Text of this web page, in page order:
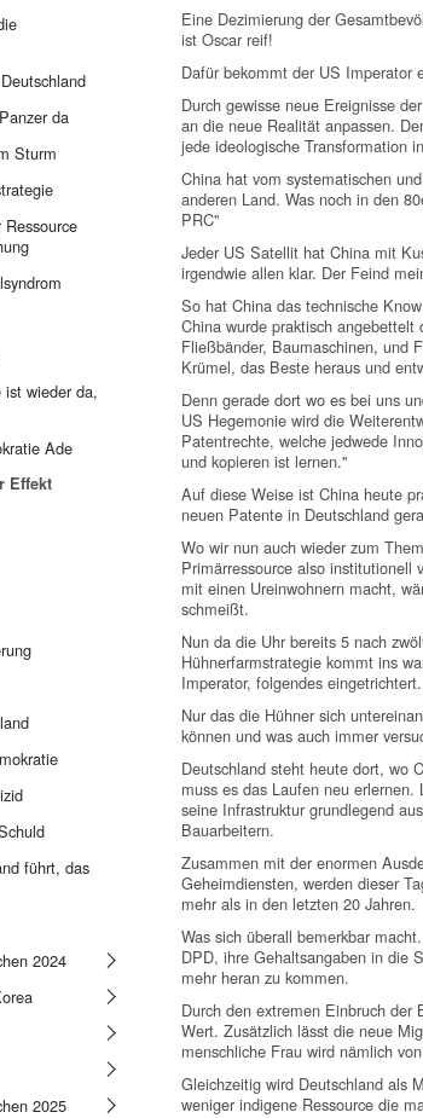
da
Sturm
ist wieder da,
Ade
Effekt
führt, das
2024
2025
Eine Dezimierung der
ist Oscar reif!
Dafür bekommt der US Imperator
Durch gewisse neue Ereignisse
an die neue Realität anpassen.
jede ideologische Transformation
China hat vom systematischen
anderen Land. Was noch in den
PRC"
Jeder US Satellit hat China mit
irgendwie allen klar. Der Feind
So hat China das technische
China wurde praktisch
Fließbänder, Baumaschinen, und
Krümel, das Beste heraus und
Denn gerade dort wo es bei uns
US Hegemonie wird die
Patentrechte, welche jedwede
und kopieren ist lernen."
Auf diese Weise ist China heute
neuen Patente in Deutschland
Wo wir nun auch wieder zum
Primärressource also institutionell
mit einen Ureinwohnern macht,
schmeißt.
Nun da die Uhr bereits 5 nach
Hühnerfarmstrategie kommt ins
Imperator, folgendes
Nur das die Hühner sich
können und was auch immer
Deutschland steht heute dort, wo
muss es das Laufen neu
seine Infrastruktur grundlegend
Bauarbeitern.
Zusammen mit der enormen
Geheimdiensten, werden dieser
mehr als in den letzten 20 Jahren.
Was sich überall bemerkbar
DPD, ihre Gehaltsangaben in die
mehr heran zu kommen.
Durch den extremen Einbruch
Wert. Zusätzlich lässt die neue
menschliche Frau wird nämlich
Gleichzeitig wird Deutschland als
weniger indigene Ressource die